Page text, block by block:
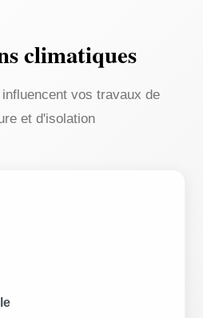
climatiques
vos travaux de
et d'isolation